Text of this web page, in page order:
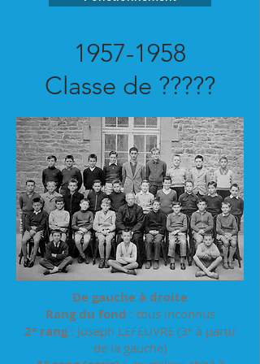
1957-1958
Classe de ?????
De gauche à droite
Rang du fond : tous inconnus
2° rang : Joseph LEFEUVRE (3° à partir
de la gauche)